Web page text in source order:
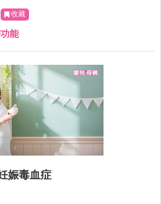
生的寶寶將來的心肺功能也比較
收藏
能
娠毒血症